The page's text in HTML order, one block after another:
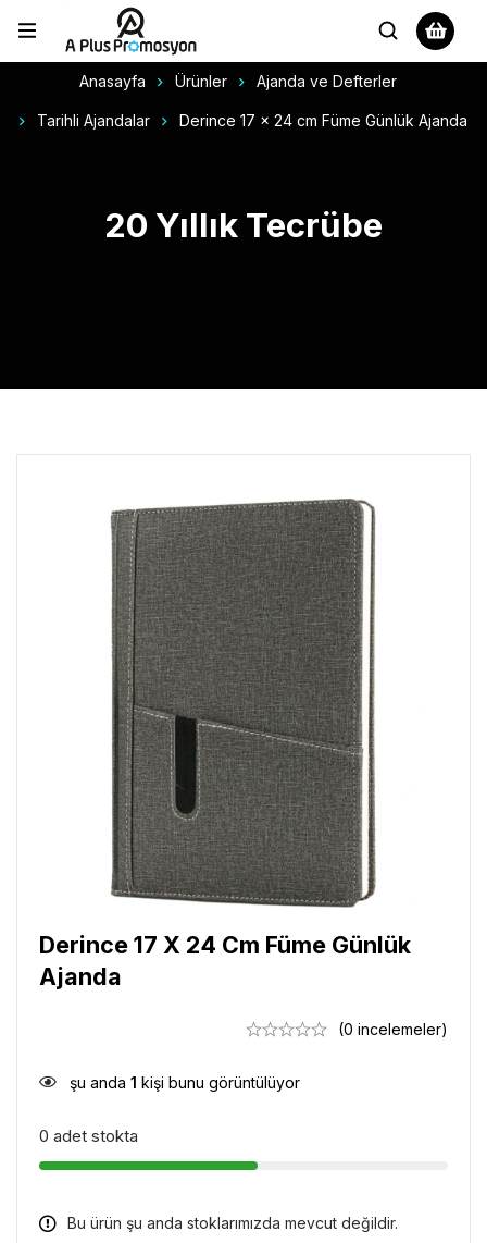
Anasayfa Ürünler Ajanda ve Defterler
Tarihli Ajandalar Derince 17 x 24 cm Füme Günlük Ajanda
20 Yıllık Tecrübe
Derince 17 X 24 Cm Füme Günlük
Ajanda
(0 incelemeler)
şu anda 1 kişi bunu görüntülüyor
0 adet stokta
Bu ürün şu anda stoklarımızda mevcut değildir.